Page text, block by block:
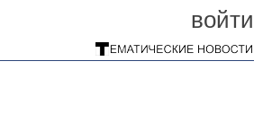
войти